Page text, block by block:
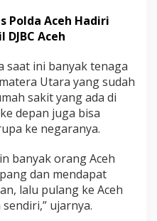
Polda Aceh Hadiri
Aceh
saat ini banyak tenaga
Utara yang sudah
sakit yang ada di
depan juga bisa
ke negaranya.
banyak orang Aceh
dan mendapat
lalu pulang ke Aceh
ujarnya.